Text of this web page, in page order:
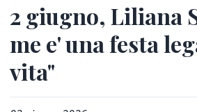
2 giugno, Liliana
me e' una festa
vita"